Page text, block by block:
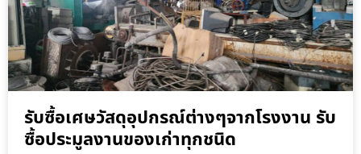
รับซื้อเศษวัสดุอุปกรณ์ต่างๆจากโรงงาน รับ
ซื้อประมูลงานของเก่าทุกชนิด